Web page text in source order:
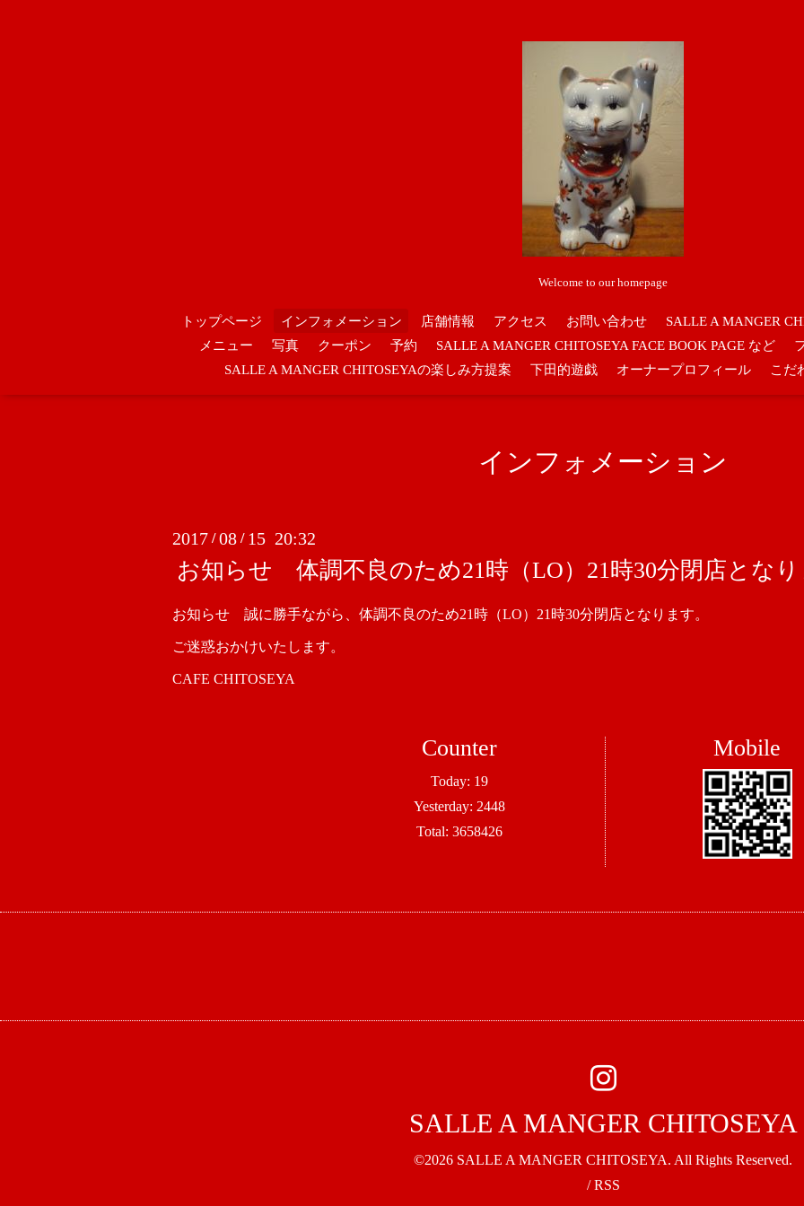
Welcome to our homepage
トップページ インフォメーション 店舗情報 アクセス お問い合わせ
SALLE A MANGER
メニュー
写真 クーポン 予約 SALLE A MANGER CHITOSEYA FACE BOOK PAGE など
SALLE A MANGER CHITOSEYAの楽しみ方提案
下田的遊戯 オーナープロフィール こだ
インフォメーション
2017 /08 / 15 20:32
お知らせ 体調不良のため21時（LO）21時30分閉店とな
お知らせ 誠に勝手ながら、体調不良のため21時（LO）21時30分閉店となります。
ご迷惑おかけいたします。
CAFE CHITOSEYA
Counter
Today: 19
Yesterday: 2448
Total: 3658426
Mobile
SALLE A MANGER CHITOSEYA
©2026 SALLE A MANGER CHITOSEYA. All Rights Reserved.
/RSS